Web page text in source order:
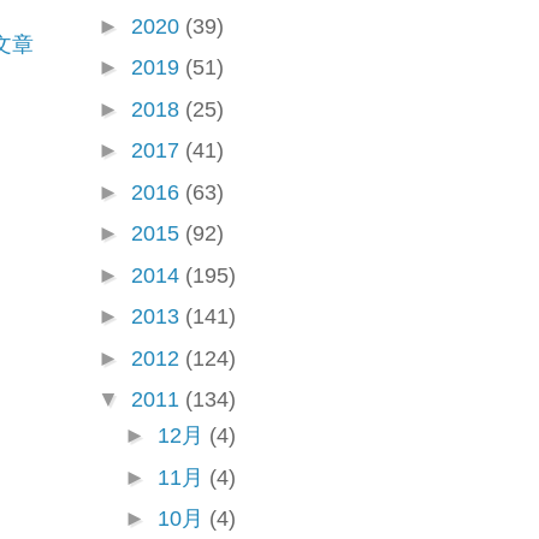
章
► 2020 (39)
► 2019 (51)
► 2018 (25)
► 2017 (41)
► 2016 (63)
► 2015 (92)
► 2014 (195)
► 2013 (141)
► 2012 (124)
▼ 2011 (134)
► 12月 (4)
► 11月 (4)
► 10月 (4)